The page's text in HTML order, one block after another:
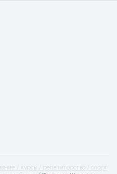
/ курсы / репетиторство / спорт